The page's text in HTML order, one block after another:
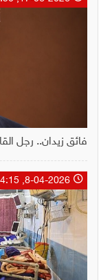
فائق زيدان.. رجل